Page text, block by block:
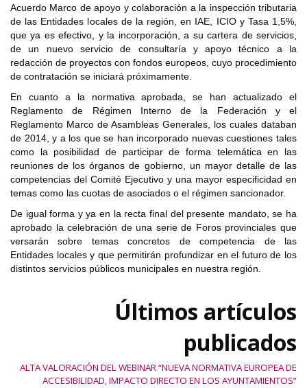
Acuerdo Marco de apoyo y colaboración a la inspección tributaria
de las Entidades locales de la región, en IAE, ICIO y Tasa 1,5%,
que ya es efectivo, y la incorporación, a su cartera de servicios,
de un nuevo servicio de consultaría y apoyo técnico a la
redacción de proyectos con fondos europeos, cuyo procedimiento
de contratación se iniciará próximamente.
En cuanto a la normativa aprobada, se han actualizado el
Reglamento de Régimen Interno de la Federación y el
Reglamento Marco de Asambleas Generales, los cuales databan
de 2014, y a los que se han incorporado nuevas cuestiones tales
como la posibilidad de participar de forma telemática en las
reuniones de los órganos de gobierno, un mayor detalle de las
competencias del Comité Ejecutivo y una mayor especificidad en
temas como las cuotas de asociados o el régimen sancionador.
De igual forma y ya en la recta final del presente mandato, se ha
aprobado la celebración de una serie de Foros provinciales que
versarán sobre temas concretos de competencia de las
Entidades locales y que permitirán profundizar en el futuro de los
distintos servicios públicos municipales en nuestra región.
Últimos artículos
publicados
ALTA VALORACIÓN DEL WEBINAR “NUEVA NORMATIVA EUROPEA DE
ACCESIBILIDAD, IMPACTO DIRECTO EN LOS AYUNTAMIENTOS”